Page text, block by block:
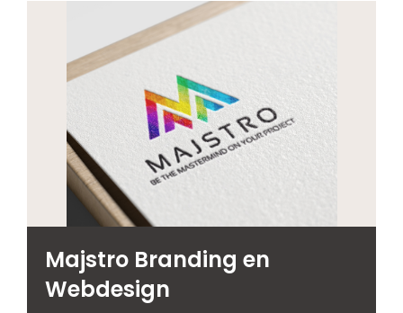
Majstro Branding en
Webdesign